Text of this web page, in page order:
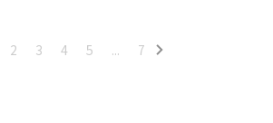
2 3 4 5 ... 7